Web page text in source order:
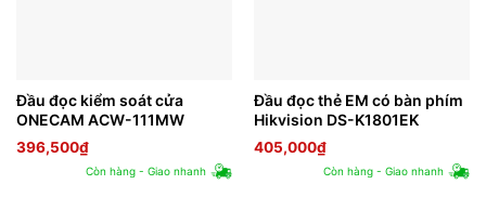
Đầu đọc kiểm soát cửa
ONECAM ACW-111MW
396,500₫
Còn hàng - Giao nhanh
Đầu đọc thẻ EM có bàn phím
Hikvision DS-K1801EK
405,000₫
Còn hàng - Giao nhanh